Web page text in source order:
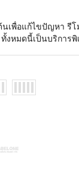
พื่อแก้ไขปัญหา
มดนี้เป็นบริการพิ